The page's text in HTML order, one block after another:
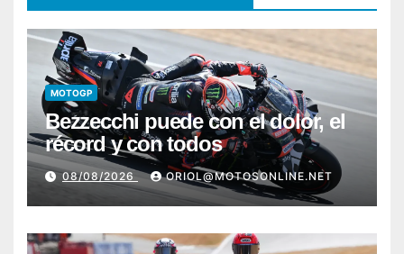
MOTOGP
Bezzecchi puede con el dolor, el
récord y con todos
08/08/2026 ORIOL@MOTOSONLINE.NET